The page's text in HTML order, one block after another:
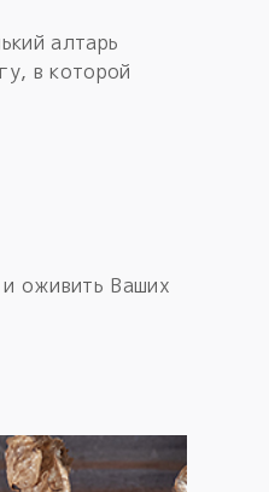
алтарь
в которой
оживить Ваших